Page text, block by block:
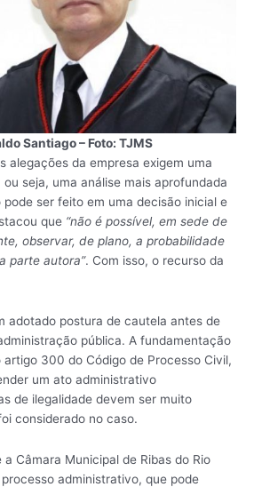
Santiago – Foto: TJMS
alegações da empresa exigem uma
ou seja, uma análise mais aprofundada
ser feito em uma decisão inicial e
que “não é possível, em sede de
observar, de plano, a probabilidade
parte autora”. Com isso, o recurso da
adotado postura de cautela antes de
pública. A fundamentação
artigo 300 do Código de Processo Civil,
um ato administrativo
de ilegalidade devem ser muito
considerado no caso.
Câmara Municipal de Ribas do Rio
administrativo, que pode